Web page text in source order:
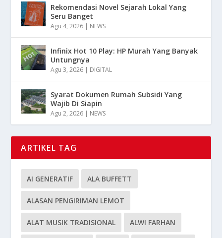
Rekomendasi Novel Sejarah Lokal Yang
Seru Banget
Agu 4, 2026 | NEWS
Infinix Hot 10 Play: HP Murah Yang Banyak
Untungnya
Agu 3, 2026 | DIGITAL
Syarat Dokumen Rumah Subsidi Yang
Wajib Di Siapin
Agu 2, 2026 | NEWS
ARTIKEL TAG
AI GENERATIF ALA BUFFETT
ALASAN PENGIRIMAN LEMOT
ALAT MUSIK TRADISIONAL ALWI FARHAN